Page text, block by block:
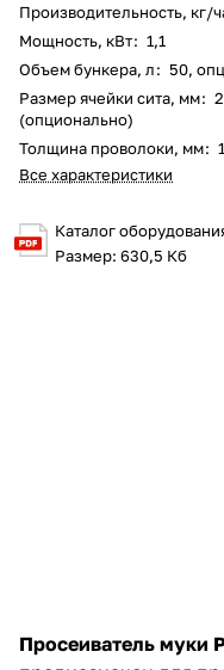
Производительность, кг/
Мощность, кВт: 1,1
Объем бункера, л: 50,
Размер ячейки сита, мм:
(опционально)
Толщина проволоки, мм: 1
Все характеристики
Каталог
Размер: 630,5 Кб
Просеиватель муки